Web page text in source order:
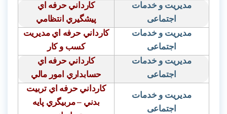
مدیریت و خدمات
اجتماعی
كارداني حرفه اي
پيشگيري انتظامي
مدیریت و خدمات
اجتماعی
كارداني حرفه اي مديريت
كسب و كار
مدیریت و خدمات
اجتماعی
كارداني حرفه اي
حسابداري امور مالي
مدیریت و خدمات
اجتماعی
كارداني حرفه اي تربيت
بدني – مربيگري پايه